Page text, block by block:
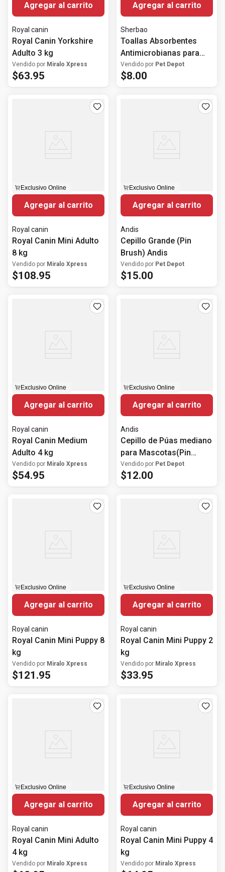
Agregar al carrito
Royal canin
Royal Canin Yorkshire
Adulto 3 kg
Vendido por Miralo Xpress
$63.95
Agregar al carrito
Sherbao
Toallas Absorbentes
Antimicrobianas para
Mascotas
Vendido por Pet Depot
$8.00
Exclusivo Online
Agregar al carrito
Royal canin
Royal Canin Mini Adulto
8 kg
Vendido por Miralo Xpress
$108.95
Exclusivo Online
Agregar al carrito
Andis
Cepillo Grande (Pin
Brush) Andis
Vendido por Pet Depot
$15.00
Exclusivo Online
Agregar al carrito
Royal canin
Royal Canin Medium
Adulto 4 kg
Vendido por Miralo Xpress
$54.95
Exclusivo Online
Agregar al carrito
Andis
Cepillo de Púas mediano
para Mascotas(Pin
Brush) Andis
Vendido por Pet Depot
$12.00
Exclusivo Online
Agregar al carrito
Royal canin
Royal Canin Mini Puppy 8
kg
Vendido por Miralo Xpress
$121 .95
Exclusivo Online
Agregar al carrito
Royal canin
Royal Canin Mini Puppy 2
kg
Vendido por Miralo Xpress
$33.95
Exclusivo Online
Agregar al carrito
Royal canin
Royal Canin Mini Adulto
4 kg
Vendido por Miralo Xpress
Exclusivo Online
Agregar al carrito
Royal canin
Royal Canin Mini Puppy 4
kg
Vendido por Miralo Xpress